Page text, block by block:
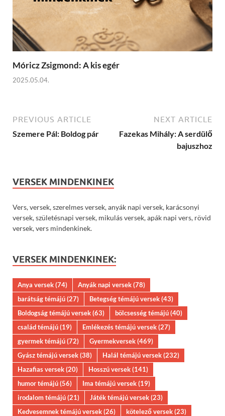
Móricz Zsigmond: A kis egér
2025.05.04.
PREVIOUS ARTICLE
Szemere Pál: Boldog pár
NEXT ARTICLE
Fazekas Mihály: A serdülő
bajuszhoz
VERSEK MINDENKINEK
Vers, versek, szerelmes versek, anyák napi versek, karácsonyi
versek, születésnapi versek, mikulás versek, apák napi vers, rövid
versek, vers mindenkinek.
VERSEK MINDENKINEK:
Anya versek(74) Anyák napi versek(78)
barátság témájú(27) Betegség témájú versek(43)
Boldogság témájú versek(63) bölcsesség témájú(40)
család témájú(19) Emlékezés témájú versek(27)
gyermek témájú(72) Gyermekversek(469)
Gyász témájú versek(38) Halál témájú versek(232)
Hazafias versek(20) Hosszú versek(141)
humor témájú(56) Ima témájú versek(19)
irodalom témájú(21) Játék témájú versek(23)
Kedvesemnek témájú versek(26) kötelező versek(23)